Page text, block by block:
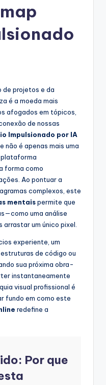
de projetos e da
é a moeda mais
afogados em tópicos,
de nossas
Impulsionado por IA
não é apenas mais uma
plataforma
forma como
Ao pontuar a
complexos, este
mentaispermite que
uma análise
um único pixel.
experiente, um
de código ou
sua próxima obra-
instantaneamente
visual profissional é
fundo em como este
redefine a
Por que